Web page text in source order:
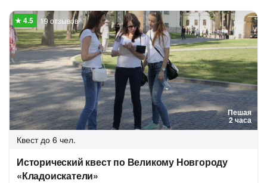
Пешая
2 часа
19 отзывов
Квест до 6 чел.
Исторический квест по Великому Новгороду
«Кладоискатели»